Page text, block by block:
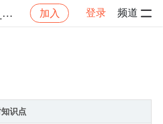
柯晓楠的课程社区_NO_1 加入 登录 频道
区_NO_1
识点